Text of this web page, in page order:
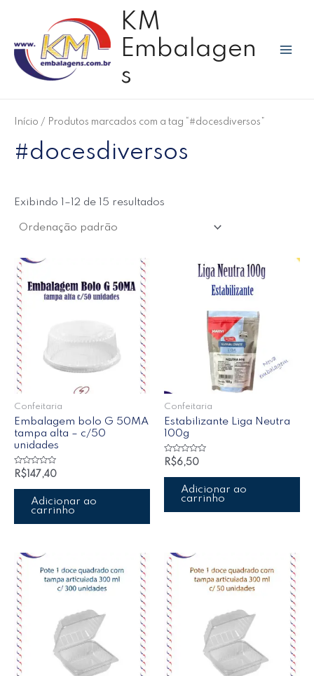
conteúdo
KM
Embalagen
s
Início / Produtos marcados com a tag “#docesdiversos”
#docesdiversos
Exibindo 1–12 de 15 resultados
Confeitaria
Embalagem bolo G 50MA
tampa alta – c/50
unidades
Avaliação
0
de
R$ 147,40
Adicionar ao
carrinho
Confeitaria
Estabilizante Liga Neutra
100g
Avaliação
0
de
R$6,50
Adicionar ao
carrinho
s
q
r
o